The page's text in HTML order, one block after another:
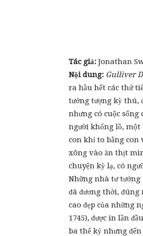
Tác giả: Jonathan
Nội dung: Gulliver
ra hầu hết các thứ
tưởng tượng kỳ thú,
nhưng có cuộc sống
người khổng lồ, một
con khỉ to bằng
xông vào ăn thịt
chuyện kỳ lạ, có
Những nhà tư
đã đương thời,
cao đẹp của những
1745), được in lần
ba thế kỷ nhưng